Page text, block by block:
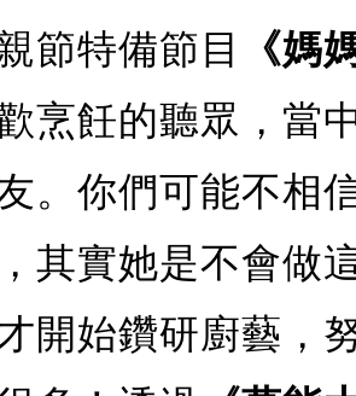
節特備節目
《媽
烹飪的聽眾，當
。你們可能不相
其實她是不會做
開始鑽研廚藝，